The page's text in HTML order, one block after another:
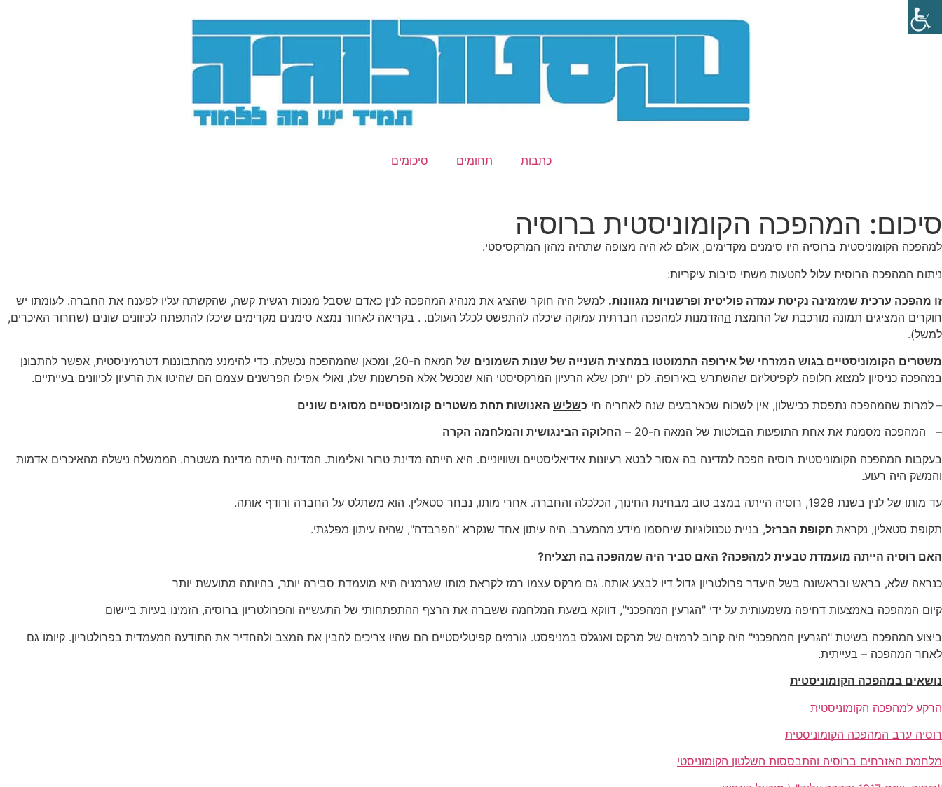
כתבות תחומים סיכומים
סיכום: המהפכה הקומוניסטית ברוסיה
למהפכה הקומוניסטית ברוסיה היו סימנים מקדימים, אולם לא היה מצופה שתהיה מהזן המרקסיסטי.
ניתוח המהפכה הרוסית עלול להטעות משתי סיבות עיקריות:
זו מהפכה ערכית שמזמינה נקיטת עמדה פוליטית ופרשנויות מגוונות. למשל היה חוקר שהציג את מנהיג המהפכה לנין כאדם שסבל מנכות רגשית קשה, שהקשתה עליו לפענח את החברה. לעומתו יש
חוקרים המציגים תמונה מורכבת של החמצת ההזדמנות למהפכה חברתית עמוקה שיכלה להתפשט לכלל העולם. . בקריאה לאחור נמצא סימנים מקדימים שיכלו להתפתח לכיוונים שונים (שחרור האיכרים,
למשל).
משטרים הקומוניסטיים בגוש המזרחי של אירופה התמוטטו במחצית השנייה של שנות השמונים
של המאה ה-20, ומכאן שהמהפכה נכשלה. כדי להימנע מהתבוננות דטרמיניסטית, אפשר להתבונן
במהפכה כניסיון למצוא חלופה לקפיטליזם שהשתרש באירופה. לכן ייתכן שלא הרעיון המרקסיסטי הוא שנכשל אלא הפרשנות שלו, ואולי אפילו הפרשנים עצמם הם שהיטו את הרעיון לכיוונים בעייתיים.
– למרות שהמהפכה נתפסת ככישלון, אין לשכוח שכארבעים שנה לאחריה חי כשליש האנושות תחת משטרים קומוניסטיים מסוגים שונים
– המהפכה מסמנת את אחת התופעות הבולטות של המאה ה-20 –
החלוקה הבינגושית והמלחמה הקרה
בעקבות המהפכה הקומוניסטית רוסיה הפכה למדינה בה אסור לבטא רעיונות אידיאליסטיים ושוויוניים. היא הייתה מדינת טרור ואלימות. המדינה הייתה מדינת משטרה. הממשלה נישלה מהאיכרים אדמות
והמשק היה רעוע.
עד מותו של לנין בשנת 1928, רוסיה הייתה במצב טוב מבחינת החינוך, הכלכלה והחברה. אחרי מותו, נבחר סטאלין. הוא משתלט על החברה ורודף אותה.
תקופת סטאלין, נקראת תקופת הברזל, בניית טכנולוגיות שיחסמו מידע מהמערב. היה עיתון אחד שנקרא "הפרבדה", שהיה עיתון מפלגתי.
האם רוסיה הייתה מועמדת טבעית למהפכה? האם סביר היה שמהפכה בה תצליח?
כנראה שלא, בראש ובראשונה בשל היעדר פרולטריון גדול דיו לבצע אותה. גם מרקס עצמו רמז לקראת מותו שגרמניה היא מועמדת סבירה יותר, בהיותה מתועשת יותר
קיום המהפכה באמצעות דחיפה משמעותית על ידי "הגרעין המהפכני", דווקא בשעת המלחמה ששברה את הרצף ההתפתחותי של התעשייה והפרולטריון ברוסיה, הזמינו בעיות ביישום
ביצוע המהפכה בשיטת "הגרעין המהפכני" היה קרוב לרמזים של מרקס ואנגלס במניפסט. גורמים קפיטליסטיים הם שהיו צריכים להבין את המצב ולהחדיר את התודעה המעמדית בפרולטריון. קיומו גם
לאחר המהפכה – בעייתית.
נושאים במהפכה הקומוניסטית
הרקע למהפכה הקומוניסטית
רוסיה ערב המהפכה הקומוניסטית
מלחמת האזרחים ברוסיה והתבססות השלטון הקומוניסטי